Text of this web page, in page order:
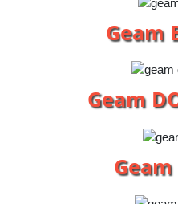
Geam
Geam
Geam